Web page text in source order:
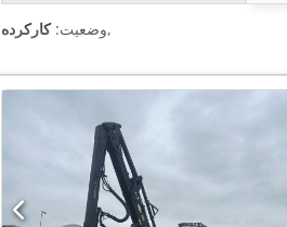
وضعیت:کارکرده ,